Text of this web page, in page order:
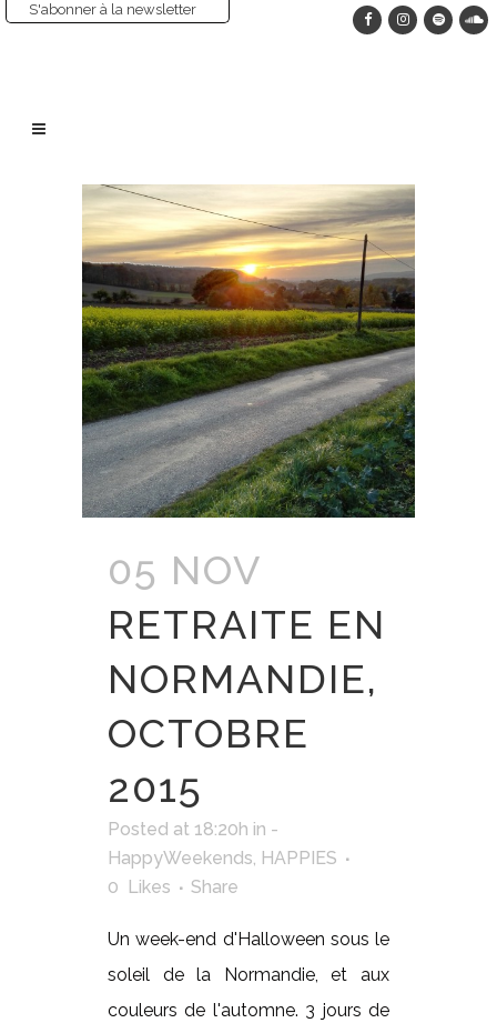
S'abonner à la newsletter
05 NOV
RETRAITE EN
NORMANDIE,
OCTOBRE
2015
Posted at 18:20h in -
HappyWeekends, HAPPIES
0 Likes Share
Un week-end d'Halloween sous le
soleil de la Normandie, et aux
couleurs de l'automne. 3 jours de